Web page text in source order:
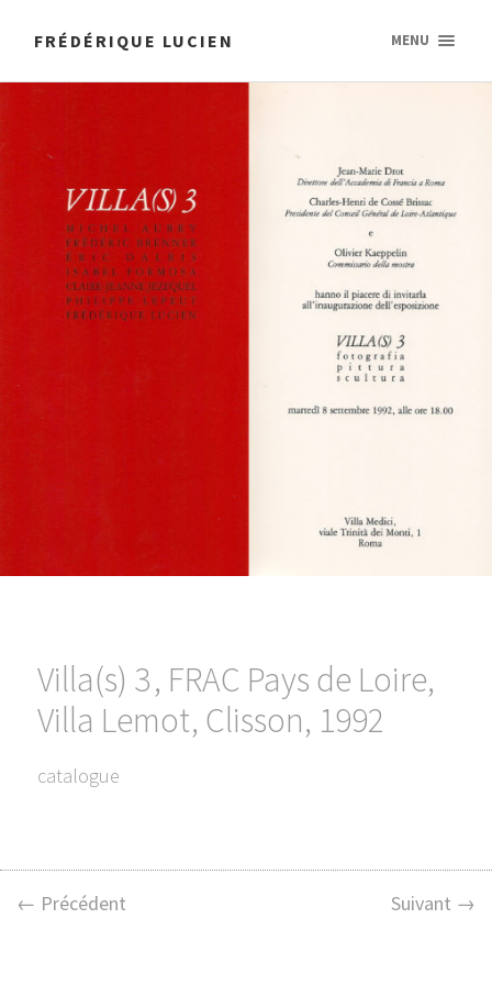
FRÉDÉRIQUE LUCIEN MENU
Villa(s) 3 , FRAC Pays de Loire,
Villa Lemot, Clisson, 1992
catalogue
← Précédent Suivant →